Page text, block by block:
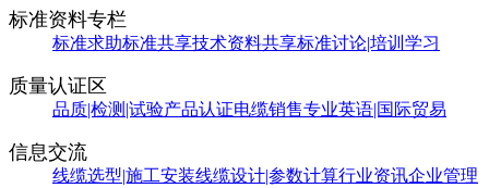
标准资料专栏
标准求助标准共享技术资料共享标准讨论|培训学习
质量认证区
品质|检测|试验产品认证电缆销售专业英语|国际贸易
信息交流
线缆选型|施工安装线缆设计|参数计算行业资讯企业管理